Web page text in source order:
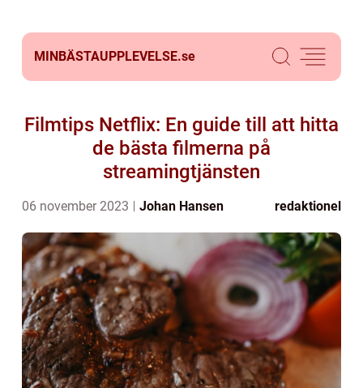
MINBÄSTAUPPLEVELSE.se
Filmtips Netflix: En guide till att hitta
de bästa filmerna på
streamingtjänsten
06 november 2023 Johan Hansen redaktionel